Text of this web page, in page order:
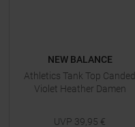
NEW BALANCE
Athletics Tank Top Canded
Violet Heather Damen
UVP 39,95 €